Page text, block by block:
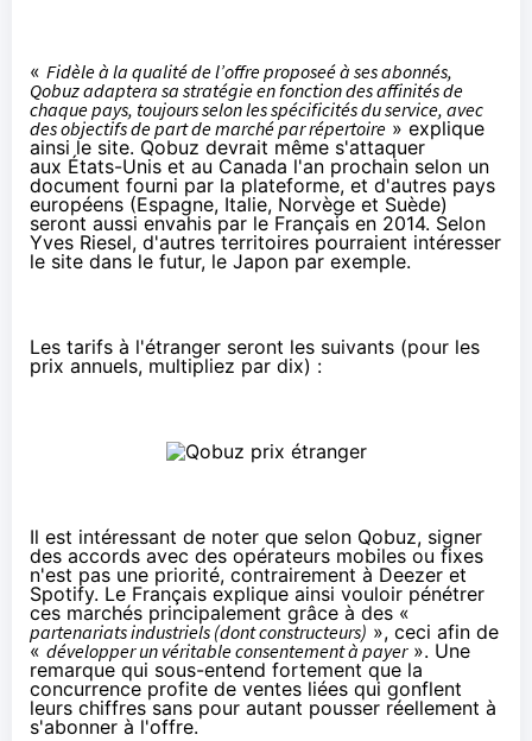
« Fidèle à la qualité de l’offre proposeé à ses abonnés,
Qobuz adaptera sa stratégie en fonction des affinités de
chaque pays, toujours selon les spécificités du service, avec
des objectifs de part de marché par répertoire » explique
ainsi le site. Qobuz devrait même s'attaquer
aux États-Unis et au Canada l'an prochain selon un
document fourni par la plateforme, et d'autres pays
européens (Espagne, Italie, Norvège et Suède)
seront aussi envahis par le Français en 2014. Selon
Yves Riesel, d'autres territoires pourraient intéresser
le site dans le futur, le Japon par exemple.
Les tarifs à l'étranger seront les suivants (pour les
prix annuels, multipliez par dix) :
Il est intéressant de noter que selon Qobuz, signer
des accords avec des opérateurs mobiles ou fixes
n'est pas une priorité, contrairement à Deezer et
Spotify. Le Français explique ainsi vouloir pénétrer
ces marchés principalement grâce à des «
partenariats industriels (dont constructeurs) », ceci afin de
« développer un véritable consentement à payer». Une
remarque qui sous-entend fortement que la
concurrence profite de ventes liées qui gonflent
leurs chiffres sans pour autant pousser réellement à
s'abonner à l'offre.